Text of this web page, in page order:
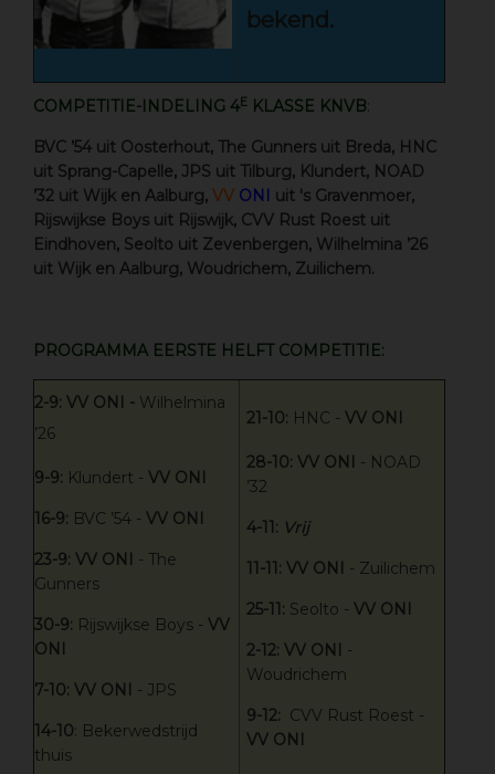
bekend.
COMPETITIE-INDELING 4E KLASSE KNVB:
BVC ’54 uit Oosterhout, The Gunners uit Breda, HNC
uit Sprang-Capelle, JPS uit Tilburg, Klundert, NOAD
’32 uit Wijk en Aalburg, VV ONI
uit 's Gravenmoer,
Rijswijkse Boys uit Rijswijk, CVV Rust Roest uit
Eindhoven, Seolto uit Zevenbergen, Wilhelmina ’26
uit Wijk en Aalburg, Woudrichem, Zuilichem.
PROGRAMMA EERSTE HELFT COMPETITIE:
2-9: VV ONI - Wilhelmina
’26
9-9: Klundert - VV ONI
16-9: BVC ’54 - VV ONI
23-9: VV ONI
- The
Gunners
30-9: Rijswijkse Boys - VV
ONI
7-10: VV ONI - JPS
14-10: Bekerwedstrijd
thuis
21-10: HNC - VV ONI
28-10: VV ONI
- NOAD
’32
4-11: Vrij
11-11: VV ONI - Zuilichem
25-11: Seolto - VV ONI
2-12: VV ONI
-
Woudrichem
9-12: CVV Rust Roest -
VV ONI